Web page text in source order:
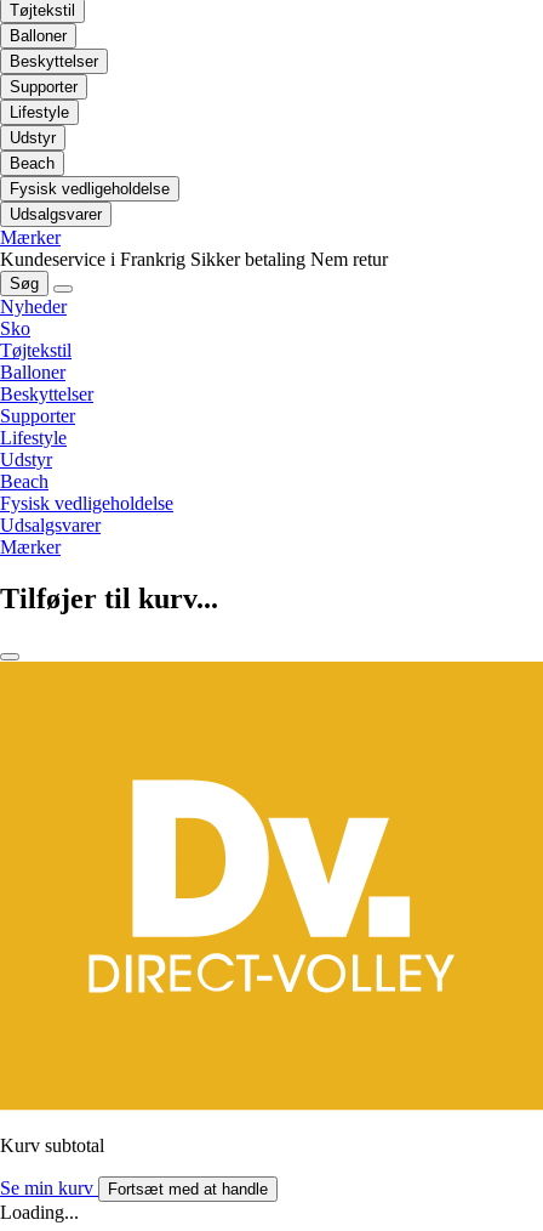
Tøjtekstil
Balloner
Beskyttelser
Supporter
Lifestyle
Udstyr
Beach
Fysisk vedligeholdelse
Udsalgsvarer
Mærker
Kundeservice i Frankrig Sikker betaling Nem retur
Søg
Nyheder
Sko
Tøjtekstil
Balloner
Beskyttelser
Supporter
Lifestyle
Udstyr
Beach
Fysisk vedligeholdelse
Udsalgsvarer
Mærker
Tilføjer til kurv...
Kurv subtotal
Se min kurv Fortsæt med at handle
Loading...